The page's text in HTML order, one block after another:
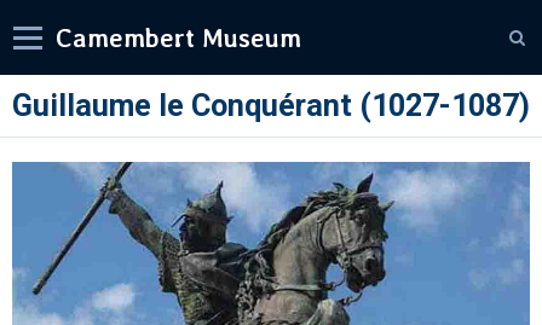
Camembert Museum
Guillaume le Conquérant (1027-1087)